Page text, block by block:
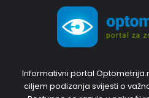
Informativni portal
ciljem podizanja svijesti o